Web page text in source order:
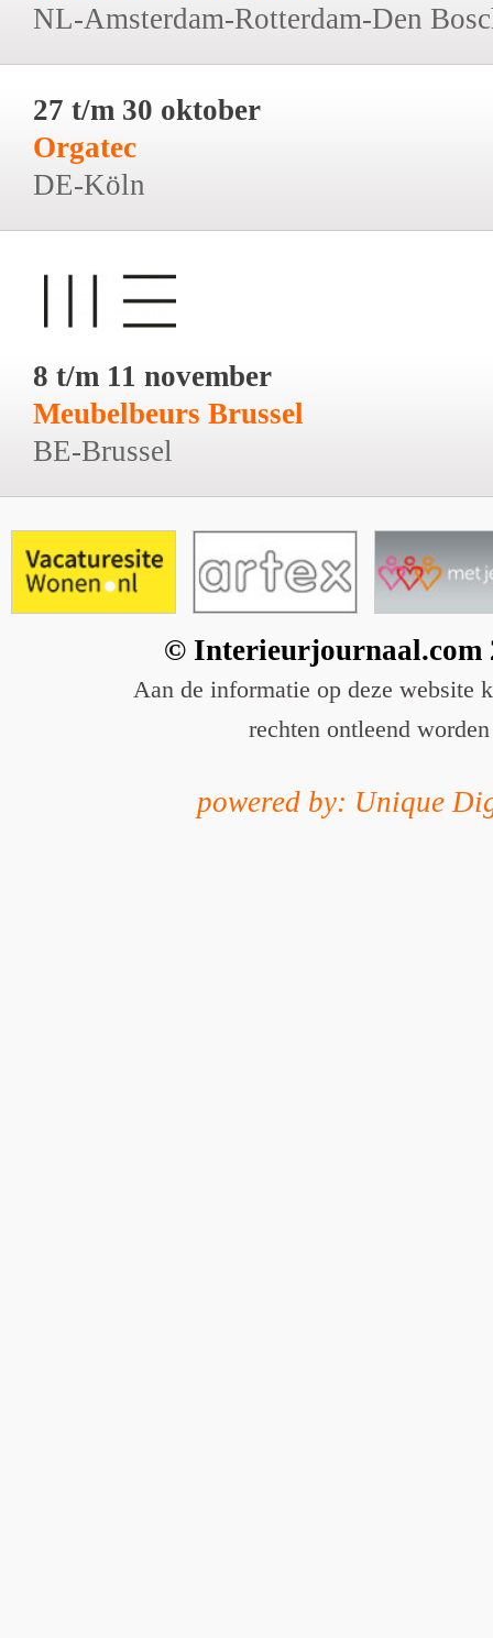
NL-Amsterdam-Rotterdam-Den
27 t/m 30 oktober
Orgatec
DE-Köln
8 t/m 11 november
Meubelbeurs Brussel
BE-Brussel
© Interieurjournaal.com
Aan de informatie op deze website
rechten ontleend worden
powered by: Unique